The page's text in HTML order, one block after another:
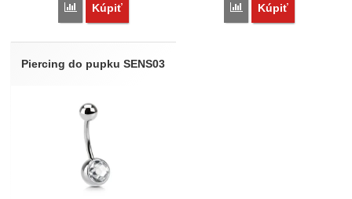
Porovnať
Kúpiť Porovnať
Kúpiť
Piercing do pupku SENS03